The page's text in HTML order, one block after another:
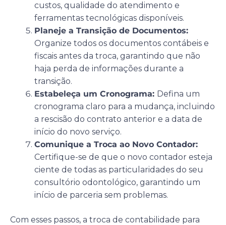
custos, qualidade do atendimento e
ferramentas tecnológicas disponíveis.
Planeje a Transição de Documentos:
Organize todos os documentos contábeis e
fiscais antes da troca, garantindo que não
haja perda de informações durante a
transição.
Estabeleça um Cronograma: Defina um
cronograma claro para a mudança, incluindo
a rescisão do contrato anterior e a data de
início do novo serviço.
Comunique a Troca ao Novo Contador:
Certifique-se de que o novo contador esteja
ciente de todas as particularidades do seu
consultório odontológico, garantindo um
início de parceria sem problemas.
Com esses passos, a troca de contabilidade para